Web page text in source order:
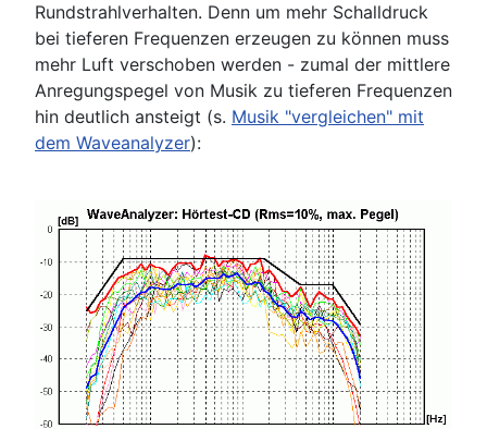
Rundstrahlverhalten. Denn um mehr Schalldruck
bei tieferen Frequenzen erzeugen zu können muss
mehr Luft verschoben werden - zumal der mittlere
Anregungspegel von Musik zu tieferen Frequenzen
hin deutlich ansteigt (s. Musik "vergleichen" mit
dem Waveanalyzer):